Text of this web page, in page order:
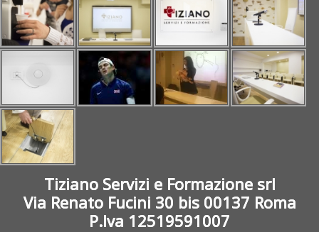
Tiziano Servizi e Formazione srl
Via Renato Fucini 30 bis 00137 Roma
P.Iva 12519591007